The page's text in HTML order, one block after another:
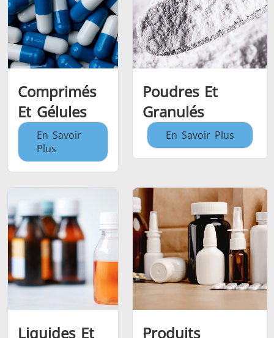
Comprimés
Et Gélules
En Savoir
Plus
Poudres Et
Granulés
En Savoir Plus
Liquides Et
Produits